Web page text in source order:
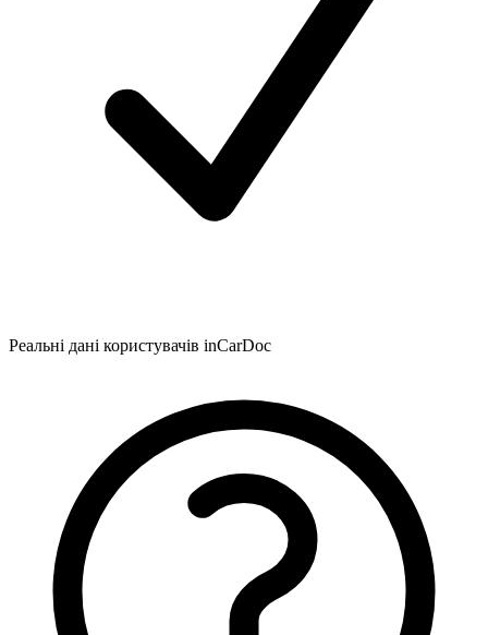
Реальні дані користувачів inCarDoc